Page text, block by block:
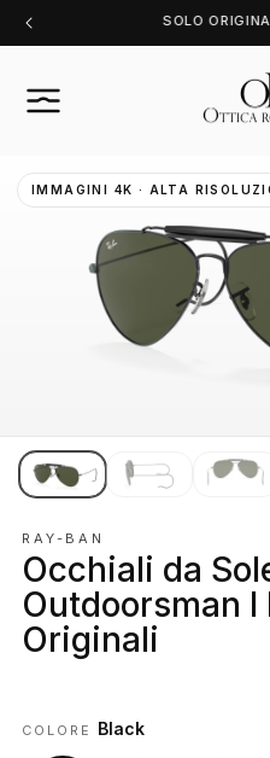
direttamente
ai contenuti
SOLO
IMMAGINI 4K · ALTA
RAY-BAN
Occhiali da
Outdoorsman
Originali
COLORE Black